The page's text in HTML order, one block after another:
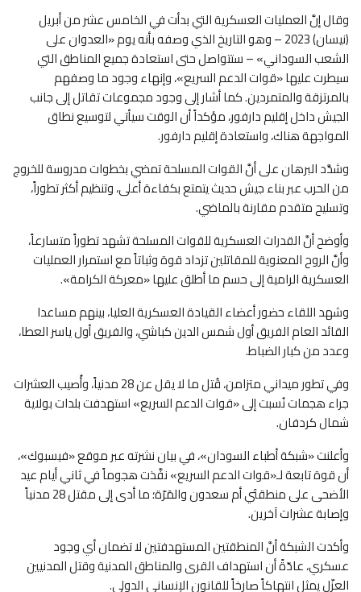
وقال إنَّ العمليات العسكرية التي بدأت في الخامس عشر من أبريل
(نيسان) 2023 – وهو التاريخ الذي وصفه بأنه يوم «العدوان على
الشعب السوداني» – ستتواصل حتى استعادة جميع المناطق التي
سيطرت عليها «قوات الدعم السريع»، وإنهاء وجود ما وصفهم
بالمرتزقة والمتمردين. كما أشار إلى وجود مجموعات تقاتل إلى جانب
الجيش داخل إقليم دارفور، مؤكداً أن الوقت سيأتي لتوسيع نطاق
المواجهة هناك، واستعادة إقليم دارفور.
وشدَّد البرهان على أنَّ القوات المسلحة تمضي بخطوات مدروسة للخروج
من الحرب عبر بناء جيش حديث يتمتع بكفاءة أعلى، وتنظيم أكثر تطوراً،
وتسليح متقدم مقارنة بالماضي.
وأوضح أنَّ القدرات العسكرية للقوات المسلحة تشهد تطوراً متسارعاً،
وأنَّ الروح المعنوية للمقاتلين تزداد قوة وثباتاً مع استمرار العمليات
العسكرية الرامية إلى حسم ما أطلق عليها «معركة الكرامة».
وشهد اللقاء حضور أعضاء القيادة العسكرية العليا، بينهم مساعدا
القائد العام الفريق أول شمس الدين كباشي، والفريق أول ياسر العطا،
وعدد من كبار الضباط.
وفي تطور ميداني متزامن، قُتل ما لا يقل عن 28 مدنياً، وأُصيب العشرات
جراء هجمات نُسبت إلى «قوات الدعم السريع» استهدفت بلدات بولاية
شمال كردفان.
وأعلنت «شبكة أطباء السودان»، في بيان نشرته عبر موقع «فيسبوك»،
أن قوة تابعة لـ«قوات الدعم السريع» نفَّذت هجوماً في ثاني أيام عيد
الأضحى على منطقتَي أم سعدون والمَرّة؛ ما أدى إلى مقتل 28 مدنياً
وإصابة عشرات آخرين.
وأكدت الشبكة أنَّ المنطقتين المستهدفتين لا تضمان أي وجود
عسكري، عادّةً أن استهداف القرى والمناطق المدنية وقتل المدنيين
العزّل يمثل انتهاكاً صارخاً للقانون الإنساني الدولي.